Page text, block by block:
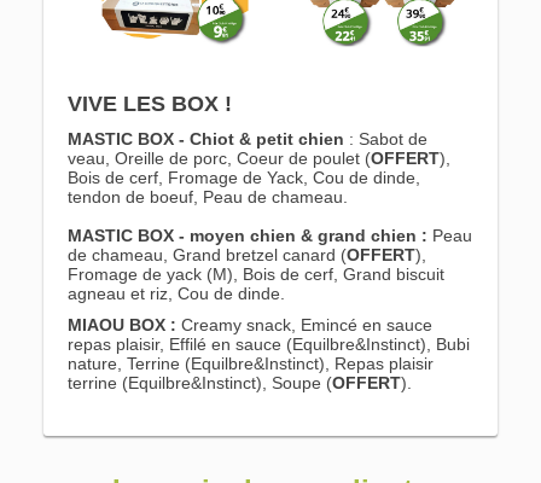
VIVE LES BOX !
MASTIC BOX - Chiot & petit chien : Sabot de
veau, Oreille de porc, Coeur de poulet (OFFERT),
Bois de cerf, Fromage de Yack, Cou de dinde,
tendon de boeuf, Peau de chameau.
MASTIC BOX - moyen chien & grand chien : Peau
de chameau, Grand bretzel canard (OFFERT),
Fromage de yack (M), Bois de cerf, Grand biscuit
agneau et riz, Cou de dinde.
MIAOU BOX : Creamy snack, Emincé en sauce
repas plaisir, Effilé en sauce (Equilbre&Instinct), Bubi
nature, Terrine (Equilbre&Instinct), Repas plaisir
terrine (Equilbre&Instinct), Soupe (OFFERT).